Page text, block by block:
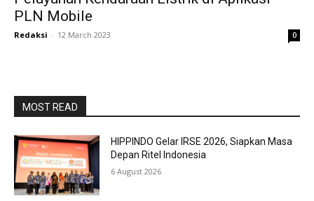
PLN Mobile
Redaksi - 12 March 2023 0
MOST READ
HIPPINDO Gelar IRSE 2026, Siapkan Masa
Depan Ritel Indonesia
6 August 2026